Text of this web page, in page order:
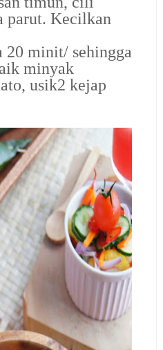
parut. Kecilkan
20 minit/ sehingga
minyak
usik2 kejap